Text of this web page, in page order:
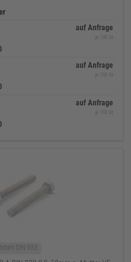
auf Anfrage
je 100 St
auf Anfrage
je 100 St
auf Anfrage
je 100 St
DIN 933